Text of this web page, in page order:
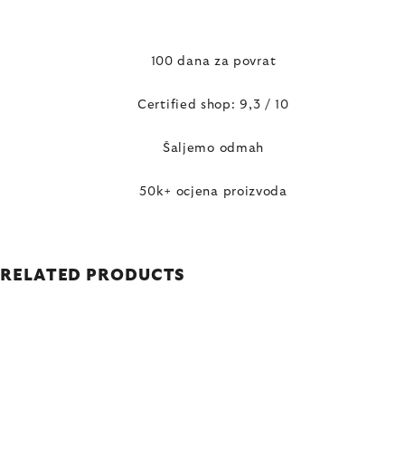
100 dana za povrat
Certified shop: 9,3 / 10
Šaljemo odmah
50k+ ocjena proizvoda
RELATED PRODUCTS